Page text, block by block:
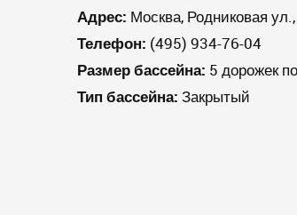
Адрес: Москва, Родниковая
Телефон: (495) 934-76-04
Размер бассейна: 5 дорожек
Тип бассейна: Закрытый